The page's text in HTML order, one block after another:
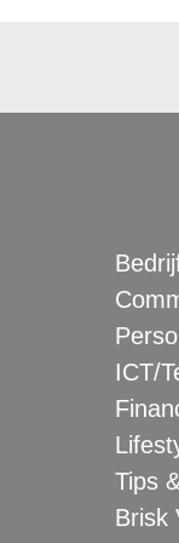
ICT/
Tips
Brisk